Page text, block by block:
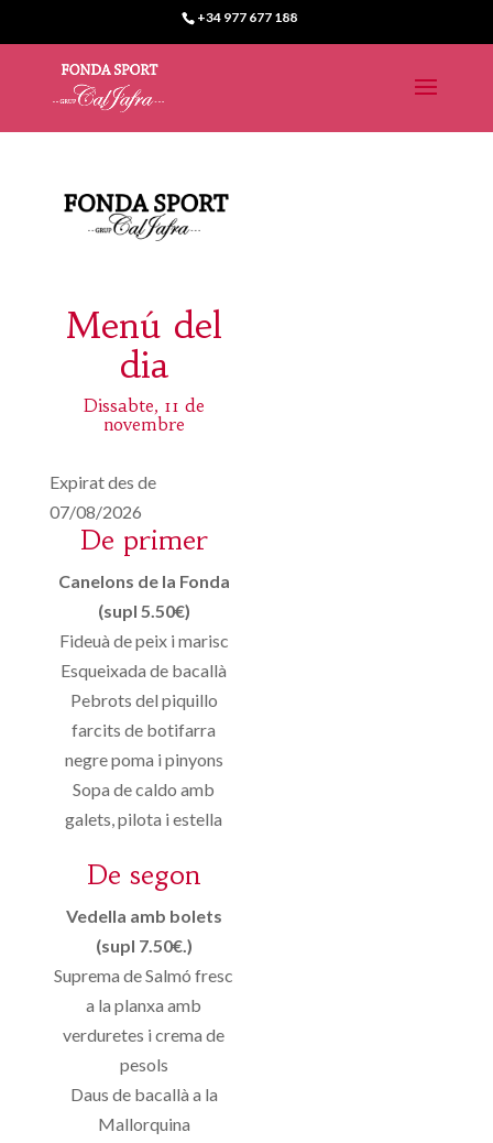
+34 977 677 188
Menú del
dia
Dissabte, 11 de
novembre
Expirat des de
07/08/2026
De primer
Canelons de la Fonda
(supl 5.50€)
Fideuà de peix i marisc
Esqueixada de bacallà
Pebrots del piquillo
farcits de botifarra
negre poma i pinyons
Sopa de caldo amb
galets, pilota i estella
De segon
Vedella amb bolets
(supl 7.50€.)
Suprema de Salmó fresc
a la planxa amb
verduretes i crema de
pesols
Daus de bacallà a la
Mallorquina